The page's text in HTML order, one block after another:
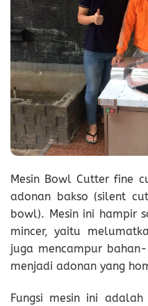
Mesin Bowl Cutter fine
adonan bakso (silent
bowl). Mesin ini hampir
mincer, yaitu
juga mencampur
menjadi adonan yang
Fungsi mesin ini